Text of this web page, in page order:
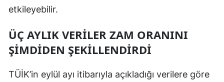
Siirt
Sinop
Sivas
etkileyebilir.
ÜÇ AYLIK VERILER ZAM ORANINI
ŞIMDIDEN ŞEKILLENDIRDI
TÜİK’in eylül ayı itibarıyla açıkladığı verilere göre